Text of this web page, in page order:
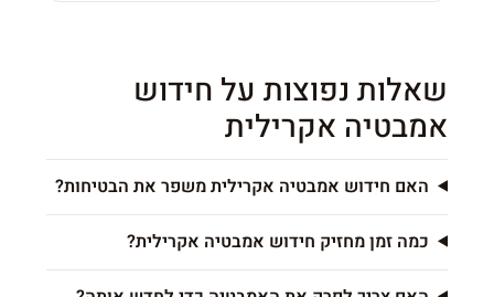
שאלות נפוצות על חידוש
אמבטיה אקרילית
האם חידוש אמבטיה אקרילית משפר את הבטיחות?
כמה זמן מחזיק חידוש אמבטיה אקרילית?